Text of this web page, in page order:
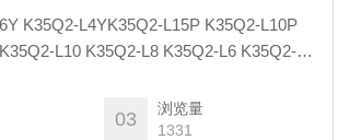
L6 K35Q2-L4
03
浏览量
1331